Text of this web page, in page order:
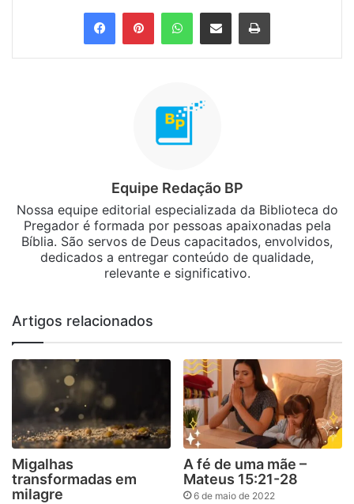
FacebookPinterestWhatsApp
Compartilhar via e-mail Imprimir
Equipe Redação BP
Nossa equipe editorial especializada da Biblioteca do
Pregador é formada por pessoas apaixonadas pela
Bíblia. São servos de Deus capacitados, envolvidos,
dedicados a entregar conteúdo de qualidade,
relevante e significativo.
Artigos relacionados
Migalhas
transformadas em
milagre
A fé de uma mãe –
Mateus 15:21-28
6 de maio de 2022